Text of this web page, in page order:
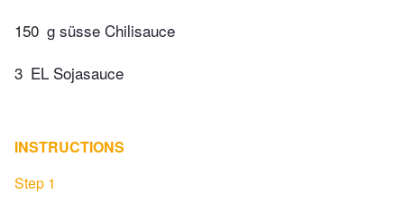
150 g süsse Chilisauce
3 EL Sojasauce
INSTRUCTIONS
Step 1